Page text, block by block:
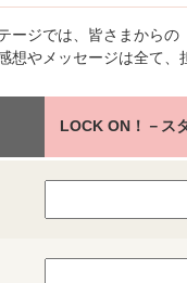
ージでは、皆さまから
想やメッセージは全て
LOCK ON！－ス